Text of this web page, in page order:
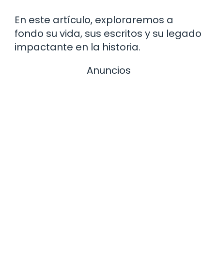
En este artículo, exploraremos a
fondo su vida, sus escritos y su legado
impactante en la historia.
Anuncios